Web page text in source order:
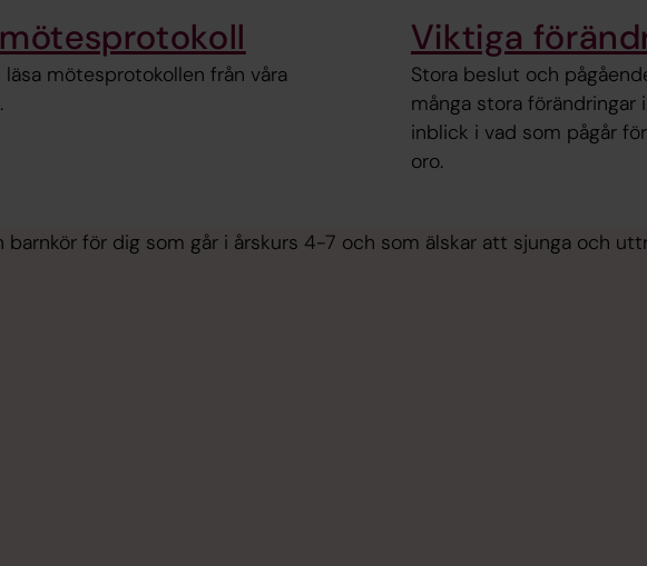
mötesprotokollen från våra
Viktiga
Stora beslut och
många stora förändringar
inblick i vad som pågår
oro.
barnkör för dig som går i årskurs 4-7 och som älskar att sjunga och